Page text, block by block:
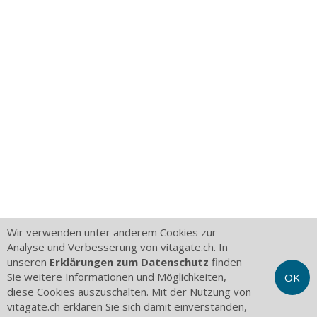
Wir verwenden unter anderem Cookies zur
Analyse und Verbesserung von vitagate.ch. In
unseren Erklärungen zum Datenschutz finden
Sie weitere Informationen und Möglichkeiten,
diese Cookies auszuschalten. Mit der Nutzung von
vitagate.ch erklären Sie sich damit einverstanden,
OK